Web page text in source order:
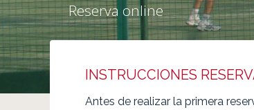
Reserva online
INSTRUCCIONES
Antes de realizar la primera